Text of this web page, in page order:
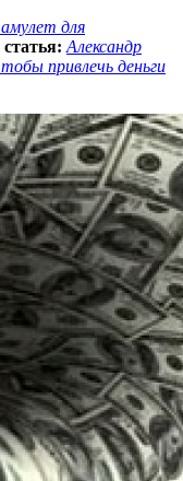
для
Александр
привлечь деньги